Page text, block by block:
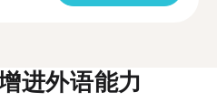
进外语能力